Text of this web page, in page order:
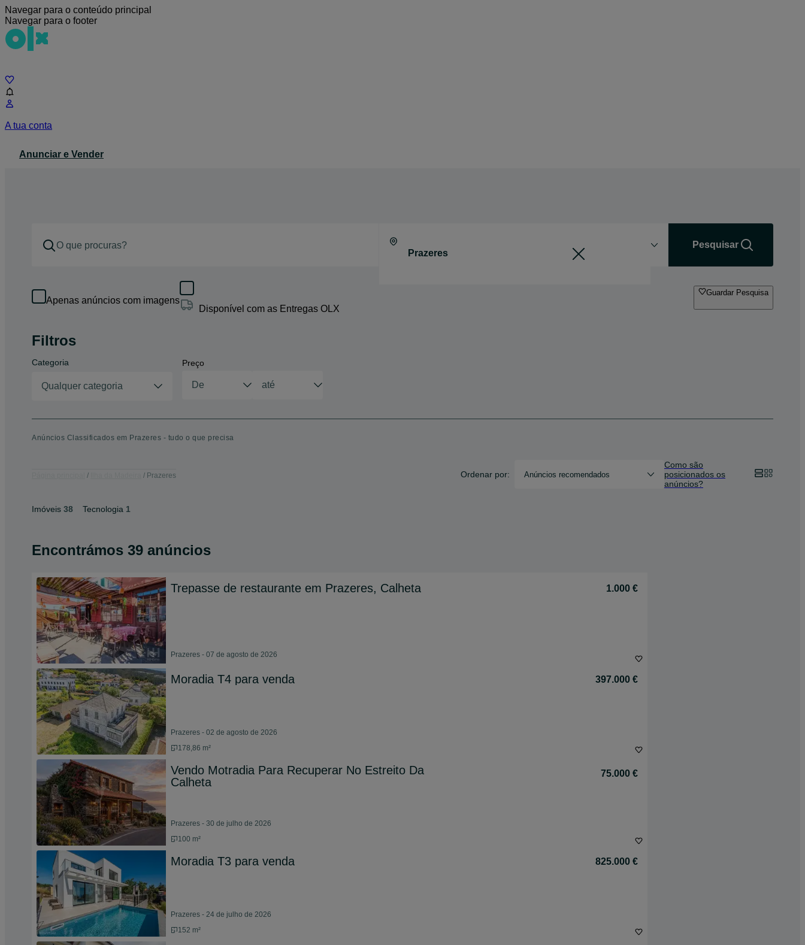
Navegar para o conteúdo principal
Navegar para o footer
A tua conta
Anunciar e Vender
Pesquisar
Apenas anúncios com imagens
Disponível com as Entregas OLX
Guardar Pesquisa
Filtros
Categoria
Qualquer categoria
Preço
Anúncios Classificados em Prazeres - tudo o que precisa
Prazeres Ordenar por: Anúncios recomendados
Como são
posicionados os
anúncios?
Imóveis 38 Tecnologia 1
Encontrámos 39 anúncios
Trepasse de restaurante em Prazeres, Calheta 1.000 €
Prazeres - 07 de agosto de 2026
Moradia T4 para venda 397.000 €
Prazeres - 02 de agosto de 2026
178,86 m²
Vendo Motradia Para Recuperar No Estreito Da
Calheta
75.000 €
Prazeres - 30 de julho de 2026
100 m²
Moradia T3 para venda 825.000 €
Prazeres - 24 de julho de 2026
152 m²